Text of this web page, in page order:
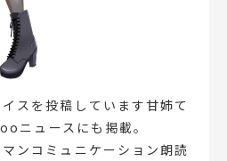
スを投稿しています甘姉て
ニュースにも掲載。
ンコミュニケーション朗読